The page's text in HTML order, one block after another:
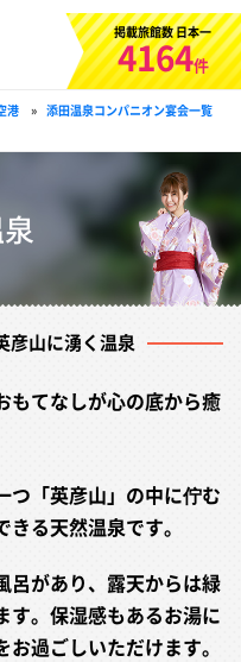
掲載旅館数 日本一
4164件
港 » 添田温泉コンパニオン宴会一覧
彦山に湧く温泉
もてなしが心の底から癒
つ「英彦山」の中に佇む
きる天然温泉です。
呂があり、露天からは緑
す。保湿感もあるお湯に
過ごしいただけます。